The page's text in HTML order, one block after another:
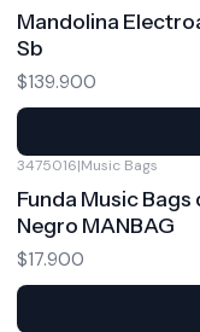
Mandolina
Sb
$139.900
3475016|Music Bags
Funda Music
Negro MANBAG
$17.900